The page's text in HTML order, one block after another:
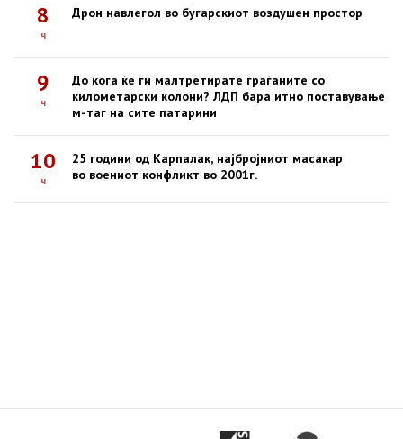
8
ч
Дрон навлегол во бугарскиот воздушен простор
9
ч
До кога ќе ги малтретирате граѓаните со
километарски колони? ЛДП бара итно поставување
м-таг на сите патарини
10
ч
25 години од Карпалак, најбројниот масакар
во воениот конфликт во 2001г.